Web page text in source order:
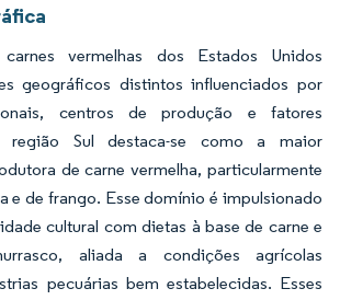
vermelhas dos Estados Unidos
geográficos distintos influenciados por
centros de produção e fatores
região Sul destaca-se como a maior
de carne vermelha, particularmente
e de frango. Esse domínio é impulsionado
cultural com dietas à base de carne e
aliada a condições agrícolas
pecuárias bem estabelecidas. Esses